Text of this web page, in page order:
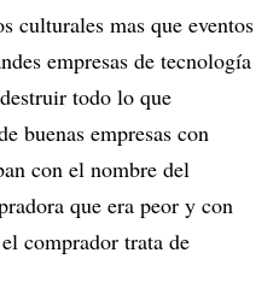
culturales mas que eventos
empresas de tecnología
todo lo que
buenas empresas con
con el nombre del
que era peor y con
comprador trata de